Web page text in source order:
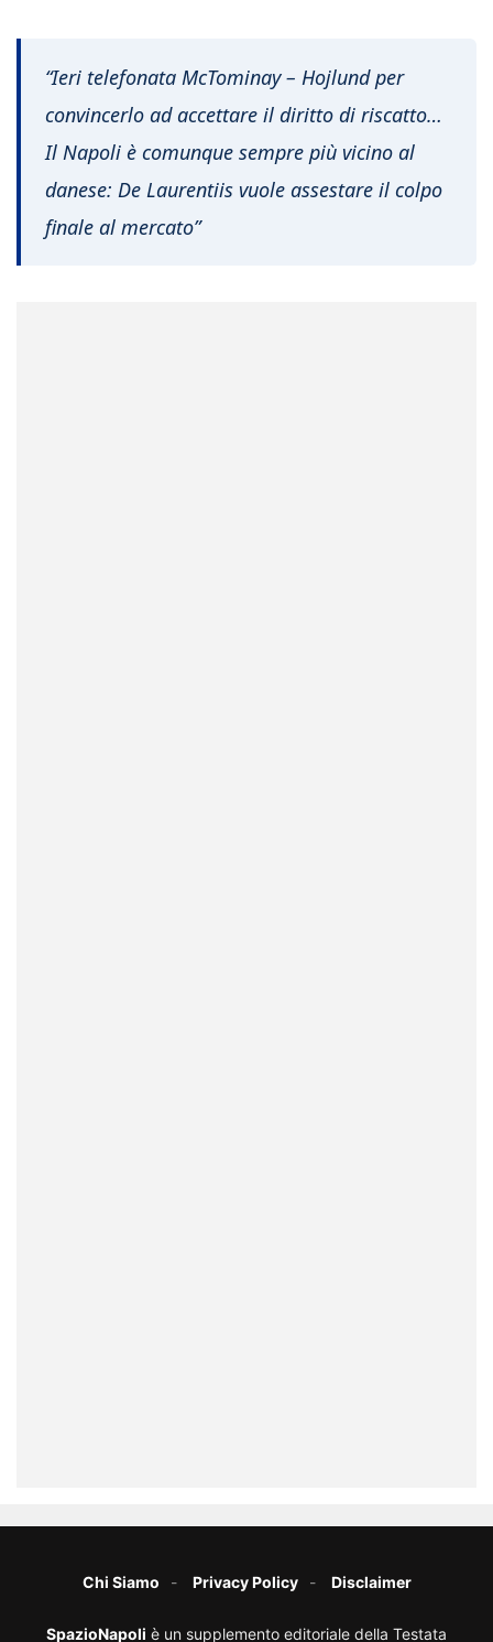
“Ieri telefonata McTominay – Hojlund per
convincerlo ad accettare il diritto di riscatto…
Il Napoli è comunque sempre più vicino al
danese: De Laurentiis vuole assestare il colpo
finale al mercato”
Chi Siamo Privacy Policy Disclaimer
SpazioNapoli è un supplemento editoriale della Testata